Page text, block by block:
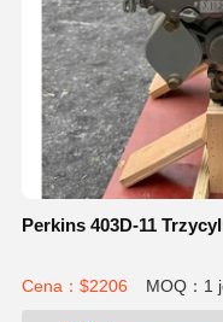
Perkins 403D-11
Cena：$2206 MOQ：1